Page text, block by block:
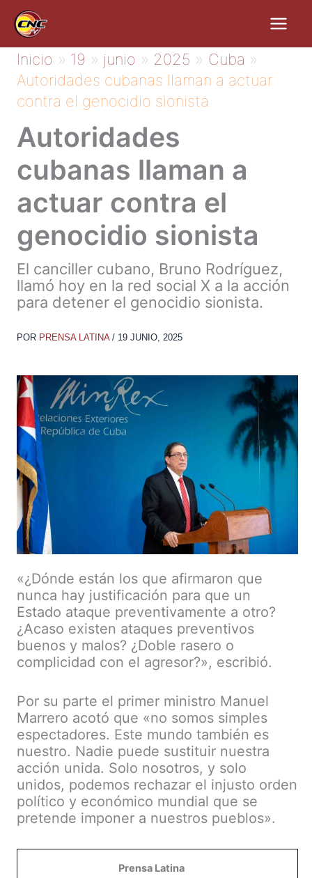
contenido
Inicio 19 junio 2025
Cuba
Autoridades cubanas llaman a actuar
contra el genocidio sionista
Autoridades
cubanas llaman a
actuar contra el
genocidio sionista
El canciller cubano, Bruno Rodríguez,
llamó hoy en la red social X a la acción
para detener el genocidio sionista.
POR PRENSA LATINA / 19 JUNIO, 2025
«¿Dónde están los que afirmaron que
nunca hay justificación para que un
Estado ataque preventivamente a otro?
¿Acaso existen ataques preventivos
buenos y malos? ¿Doble rasero o
complicidad con el agresor?», escribió.
Por su parte el primer ministro Manuel
Marrero acotó que «no somos simples
espectadores. Este mundo también es
nuestro. Nadie puede sustituir nuestra
acción unida. Solo nosotros, y solo
unidos, podemos rechazar el injusto orden
político y económico mundial que se
pretende imponer a nuestros pueblos».
Prensa Latina